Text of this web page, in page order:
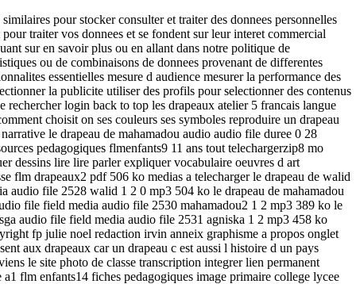
pour stocker consulter et traiter des donnees personnelles
traiter vos donnees et se fondent sur leur interet commercial
sur en savoir plus ou en allant dans notre politique de
ou de combinaisons de donnees provenant de differentes
essentielles mesure d audience mesurer la performance des
la publicite utiliser des profils pour selectionner des contenus
login back to top les drapeaux atelier 5 francais langue
choisit on ses couleurs ses symboles reproduire un drapeau
le drapeau de mahamadou audio audio file duree 0 28
pedagogiques flmenfants9 11 ans tout telechargerzip8 mo
dessins lire lire parler expliquer vocabulaire oeuvres d art
flm drapeaux2 pdf 506 ko medias a telecharger le drapeau de walid
file 2528 walid 1 2 0 mp3 504 ko le drapeau de mahamadou
file field media audio file 2530 mahamadou2 1 2 mp3 389 ko le
audio file field media audio file 2531 agniska 1 2 mp3 458 ko
fp julie noel redaction irvin anneix graphisme a propos onglet
aux drapeaux car un drapeau c est aussi l histoire d un pays
le site photo de classe transcription integrer lien permanent
flm enfants14 fiches pedagogiques image primaire college lycee